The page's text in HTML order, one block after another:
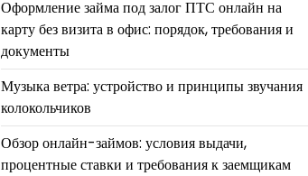
Оформление займа под залог ПТС онлайн на
карту без визита в офис: порядок, требования и
документы
Музыка ветра: устройство и принципы звучания
колокольчиков
Обзор онлайн-займов: условия выдачи,
процентные ставки и требования к заемщикам